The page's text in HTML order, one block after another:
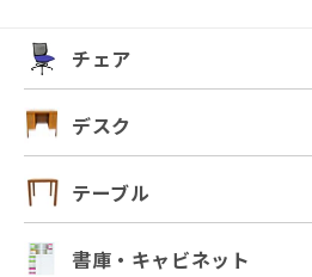
チェア
デスク
テーブル
書庫・キャビネット